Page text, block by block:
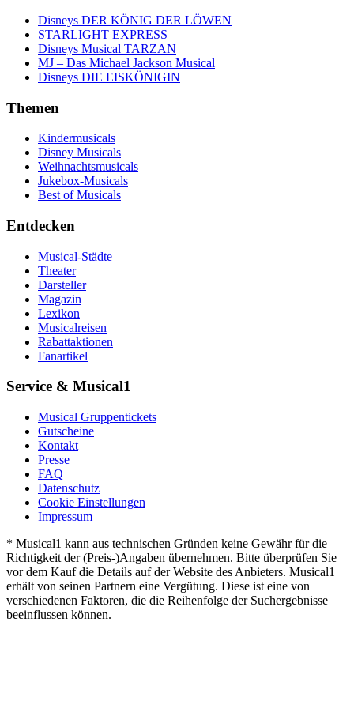
Disneys DER KÖNIG DER LÖWEN
STARLIGHT EXPRESS
Disneys Musical TARZAN
MJ – Das Michael Jackson Musical
Disneys DIE EISKÖNIGIN
Themen
Kindermusicals
Disney Musicals
Weihnachtsmusicals
Jukebox-Musicals
Best of Musicals
Entdecken
Musical-Städte
Theater
Darsteller
Magazin
Lexikon
Musicalreisen
Rabattaktionen
Fanartikel
Service & Musical1
Musical Gruppentickets
Gutscheine
Kontakt
Presse
FAQ
Datenschutz
Cookie Einstellungen
Impressum
* Musical1 kann aus technischen Gründen keine Gewähr für die
Richtigkeit der (Preis-)Angaben übernehmen. Bitte überprüfen Sie
vor dem Kauf die Details auf der Website des Anbieters. Musical1
erhält von seinen Partnern eine Vergütung. Diese ist eine von
verschiedenen Faktoren, die die Reihenfolge der Suchergebnisse
beeinflussen können.